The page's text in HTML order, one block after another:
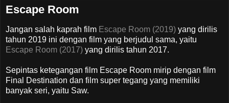
Escape Room
Jangan salah kaprah film Escape Room (2019) yang dirilis
tahun 2019 ini dengan film yang berjudul sama, yaitu
Escape Room (2017) yang dirilis tahun 2017.
Sepintas ketegangan film Escape Room mirip dengan film
Final Destination dan film super tegang yang memiliki
banyak seri, yaitu Saw.